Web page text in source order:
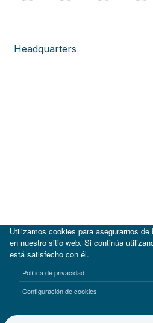
Headquarters
Términos de uso Aviso de privacidad
Utilizamos cookies para asegurarnos
en nuestro sitio web. Si continúa
está satisfecho con él.
Política de privacidad
Configuración de cookies